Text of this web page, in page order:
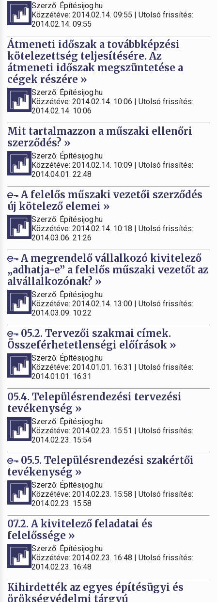
Szerző: Építésijog.hu
Közzétéve: 2014.02.14. 09:55 | Utolsó frissítés:
2014.02.14. 09:55
Átmeneti időszak a továbbképzési
kötelezettség teljesítésére. Az
átmeneti időszak megszüntetése a
cégek részére »
Szerző: Építésijog.hu
Közzétéve: 2014.02.14. 10:06 | Utolsó frissítés:
2014.02.14. 10:06
Mit tartalmazzon a műszaki ellenőri
szerződés? »
Szerző: Építésijog.hu
Közzétéve: 2014.02.14. 10:09 | Utolsó frissítés:
2014.04.01. 22:48
A felelős műszaki vezetői szerződés
új kötelező elemei »
Szerző: Építésijog.hu
Közzétéve: 2014.02.14. 10:18 | Utolsó frissítés:
2014.03.06. 21:26
A megrendelő vállalkozó kivitelező
„adhatja-e” a felelős műszaki vezetőt az
alvállalkozónak? »
Szerző: Építésijog.hu
Közzétéve: 2014.02.14. 13:00 | Utolsó frissítés:
2014.03.09. 10:22
05.2. Tervezői szakmai címek.
Összeférhetetlenségi előírások »
Szerző: Építésijog.hu
Közzétéve: 2014.01.01. 16:31 | Utolsó frissítés:
2014.01.01. 16:31
05.4. Településrendezési tervezési
tevékenység »
Szerző: Építésijog.hu
Közzétéve: 2014.02.23. 15:51 | Utolsó frissítés:
2014.02.23. 15:54
05.5. Településrendezési szakértői
tevékenység »
Szerző: Építésijog.hu
Közzétéve: 2014.02.23. 15:58 | Utolsó frissítés:
2014.02.23. 15:58
07.2. A kivitelező feladatai és
felelőssége »
Szerző: Építésijog.hu
Közzétéve: 2014.02.23. 16:48 | Utolsó frissítés:
2014.02.23. 16:48
Kihirdették az egyes építésügyi és
örökségvédelmi tárgyú